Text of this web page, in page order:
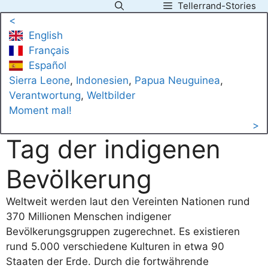
Inhalt
springen
Tellerrand-Stories
<
English
Français
Español
Sierra Leone, Indonesien, Papua Neuguinea
Verantwortung, Weltbilder
Moment mal!
>
Tag der indigenen
Bevölkerung
Weltweit werden laut den Vereinten Nationen rund
370 Millionen Menschen indigener
Bevölkerungsgruppen zugerechnet. Es existieren
rund 5.000 verschiedene Kulturen in etwa 90
Staaten der Erde. Durch die fortwährende